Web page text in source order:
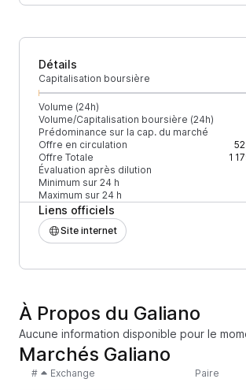
Détails
Capitalisation boursière
Volume (24h)
Volume/Capitalisation boursière (24h)
Prédominance sur la cap. du marché
Offre en circulation
Offre Totale
1
Évaluation après dilution
Minimum sur 24 h
Maximum sur 24 h
Liens officiels
Site internet
À Propos du Galiano
Aucune information disponible pour le
Marchés Galiano
# Exchange Paire